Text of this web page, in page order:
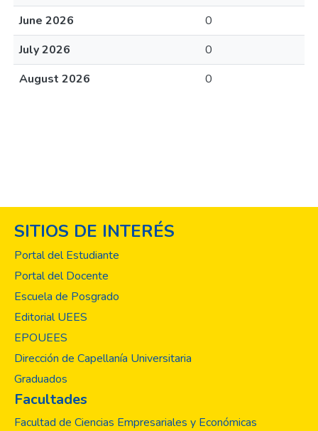
June 2026
0
July 2026
0
August 2026
0
SITIOS DE INTERÉS
Portal del Estudiante
Portal del Docente
Escuela de Posgrado
Editorial UEES
EPOUEES
Dirección de Capellanía Universitaria
Graduados
Facultades
Facultad de Ciencias Empresariales y Económicas